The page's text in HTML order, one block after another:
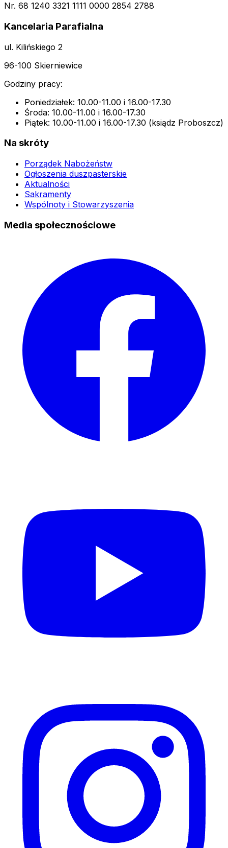
Nr. 68 1240 3321 1111 0000 2854 2788
Kancelaria Parafialna
ul. Kilińskiego 2
96-100 Skierniewice
Godziny pracy:
Poniedziałek: 10.00-11.00 i 16.00-17.30
Środa: 10.00-11.00 i 16.00-17.30
Piątek: 10.00-11.00 i 16.00-17.30 (ksiądz Proboszcz)
Na skróty
Porządek Nabożeństw
Ogłoszenia duszpasterskie
Aktualności
Sakramenty
Wspólnoty i Stowarzyszenia
Media społecznościowe